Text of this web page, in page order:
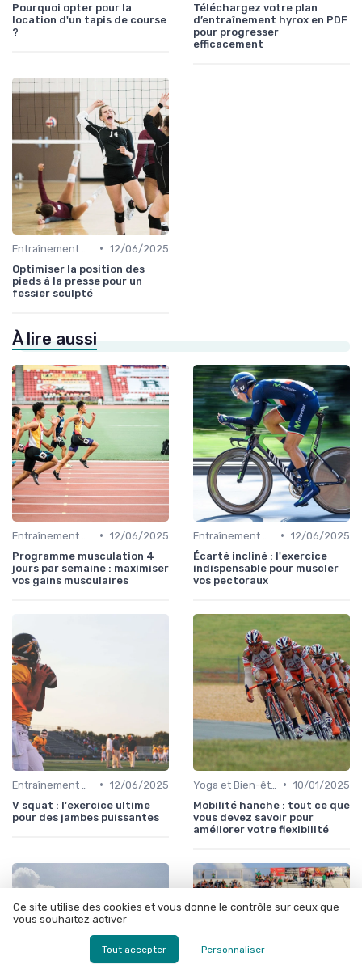
Pourquoi opter pour la
location d'un tapis de course
?
Téléchargez votre plan
d’entraînement hyrox en PDF
pour progresser
efficacement
• 12/06/2025
Optimiser la position des
pieds à la presse pour un
fessier sculpté
À lire aussi
• 12/06/2025
Programme musculation 4
jours par semaine : maximiser
vos gains musculaires
• 12/06/2025
Écarté incliné : l'exercice
indispensable pour muscler
vos pectoraux
• 12/06/2025
V squat : l'exercice ultime
pour des jambes puissantes
• 10/01/2025
Mobilité hanche : tout ce que
vous devez savoir pour
améliorer votre flexibilité
Ce site utilise des cookies et vous donne le contrôle sur ceux que
vous souhaitez activer
Tout accepter Personnaliser